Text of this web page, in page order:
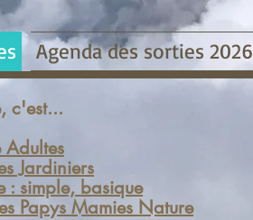
Agenda des sorties 2026
c'est...
Adultes
Jardiniers
: simple, basique
Papys Mamies Nature